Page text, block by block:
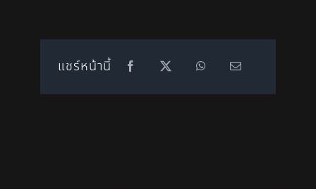
แชร์หน้านี้